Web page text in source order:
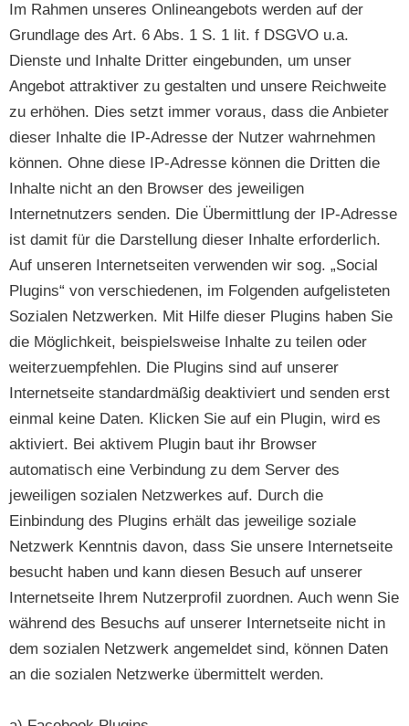
Im Rahmen unseres Onlineangebots werden auf der
Grundlage des Art. 6 Abs. 1 S. 1 lit. f DSGVO u.a.
Dienste und Inhalte Dritter eingebunden, um unser
Angebot attraktiver zu gestalten und unsere Reichweite
zu erhöhen. Dies setzt immer voraus, dass die Anbieter
dieser Inhalte die IP-Adresse der Nutzer wahrnehmen
können. Ohne diese IP-Adresse können die Dritten die
Inhalte nicht an den Browser des jeweiligen
Internetnutzers senden. Die Übermittlung der IP-Adresse
ist damit für die Darstellung dieser Inhalte erforderlich.
Auf unseren Internetseiten verwenden wir sog. „Social
Plugins“ von verschiedenen, im Folgenden aufgelisteten
Sozialen Netzwerken. Mit Hilfe dieser Plugins haben Sie
die Möglichkeit, beispielsweise Inhalte zu teilen oder
weiterzuempfehlen. Die Plugins sind auf unserer
Internetseite standardmäßig deaktiviert und senden erst
einmal keine Daten. Klicken Sie auf ein Plugin, wird es
aktiviert. Bei aktivem Plugin baut ihr Browser
automatisch eine Verbindung zu dem Server des
jeweiligen sozialen Netzwerkes auf. Durch die
Einbindung des Plugins erhält das jeweilige soziale
Netzwerk Kenntnis davon, dass Sie unsere Internetseite
besucht haben und kann diesen Besuch auf unserer
Internetseite Ihrem Nutzerprofil zuordnen. Auch wenn Sie
während des Besuchs auf unserer Internetseite nicht in
dem sozialen Netzwerk angemeldet sind, können Daten
an die sozialen Netzwerke übermittelt werden.